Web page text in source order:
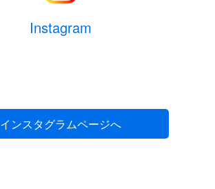
Instagram
インスタグラムページへ